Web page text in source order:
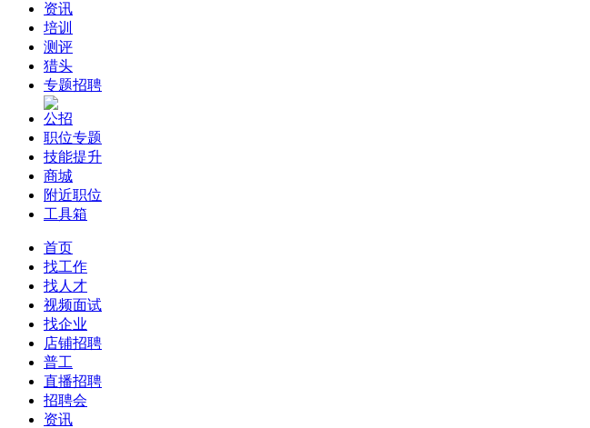
资讯
培训
测评
猎头
专题招聘
公招
职位专题
技能提升
商城
附近职位
工具箱
首页
找工作
找人才
视频面试
找企业
店铺招聘
普工
直播招聘
招聘会
资讯